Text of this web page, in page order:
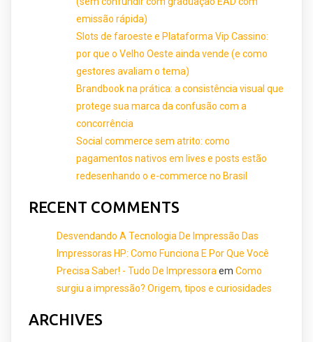
emissão rápida)
Slots de faroeste e Plataforma Vip Cassino:
por que o Velho Oeste ainda vende (e como
gestores avaliam o tema)
Brandbook na prática: a consistência visual que
protege sua marca da confusão com a
concorrência
Social commerce sem atrito: como
pagamentos nativos em lives e posts estão
redesenhando o e-commerce no Brasil
RECENT COMMENTS
Desvendando A Tecnologia De Impressão Das
Impressoras HP: Como Funciona E Por Que Você
Precisa Saber! - Tudo De Impressora em Como
surgiu a impressão? Origem, tipos e curiosidades
ARCHIVES